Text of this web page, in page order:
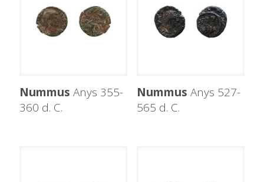
Nummus Anys 355-
360 d. C.
Nummus Anys 527-
565 d. C.